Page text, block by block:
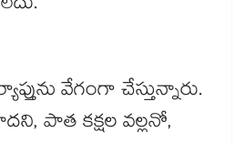
వేగంగా చేస్తున్నారు.
పాత కక్షల వల్లనో,